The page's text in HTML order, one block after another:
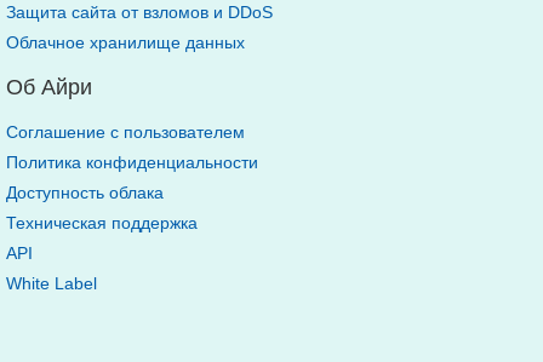
Защита сайта от взломов и DDoS
Облачное хранилище данных
Об Айри
Соглашение с пользователем
Политика конфиденциальности
Доступность облака
Техническая поддержка
API
White Label